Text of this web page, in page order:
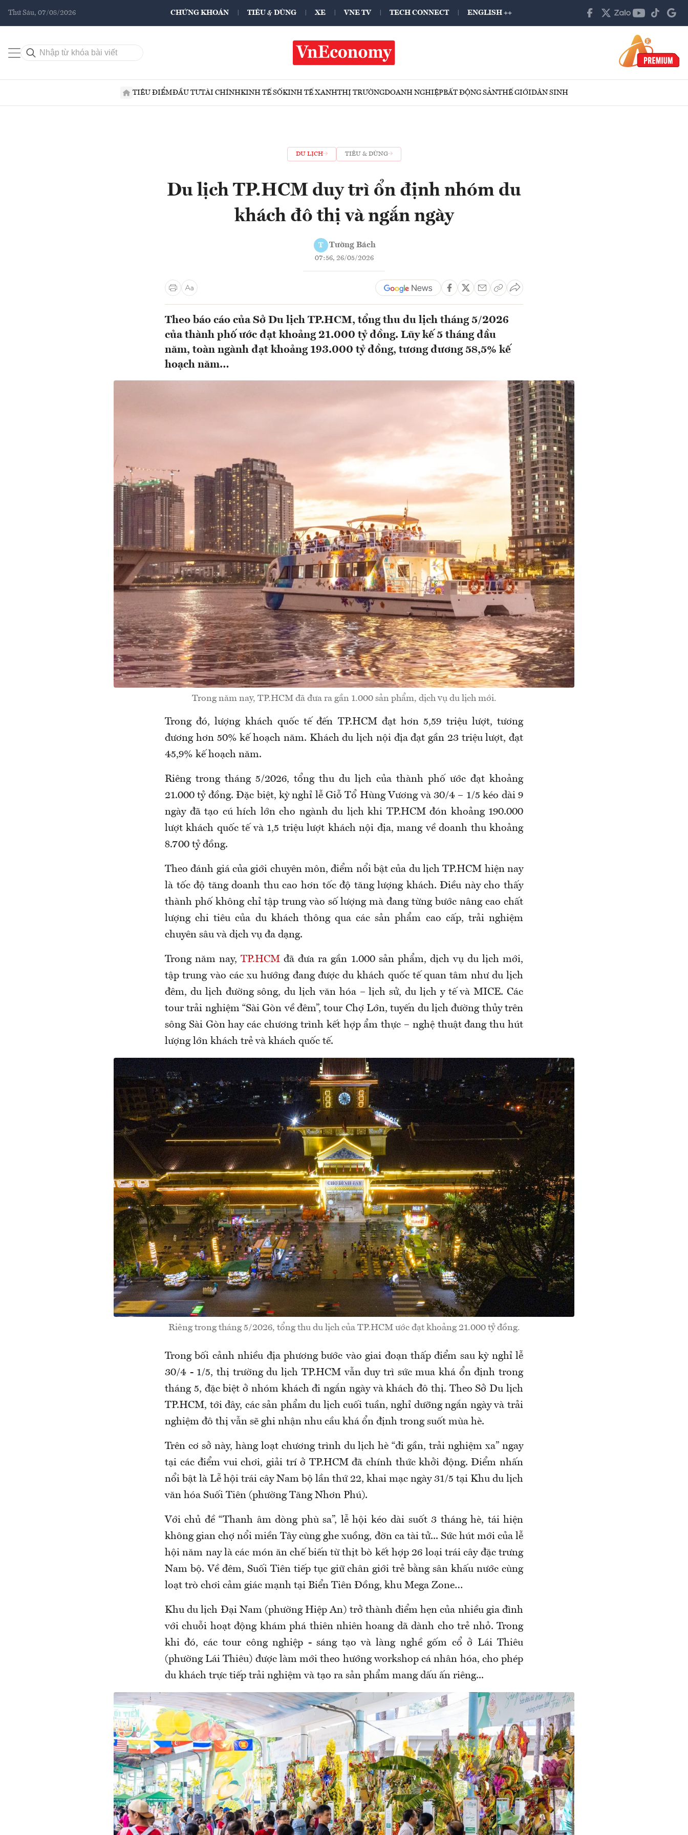
Thứ Sáu, 07/08/2026 CHỨNG KHOÁN TIÊU & DÙNG XE VNE TV TECH CONNECT ENGLISH ++
TIÊU ĐIỂMĐẦU TƯTÀI CHÍNHKINH TẾ SỐKINH TẾ XANHTHỊ TRƯỜNGDOANH NGHIỆPBẤT ĐỘNG SẢNTHẾ GIỚIDÂN SINH
DU LỊCH TIÊU & DÙNG
Du lịch TP.HCM duy trì ổn định nhóm du
khách đô thị và ngắn ngày
T Tường Bách
07:56, 26/05/2026
Theo báo cáo của Sở Du lịch TP.HCM, tổng thu du lịch tháng 5/2026
của thành phố ước đạt khoảng 21.000 tỷ đồng. Lũy kế 5 tháng đầu
năm, toàn ngành đạt khoảng 193.000 tỷ đồng, tương đương 58,5% kế
hoạch năm…
Trong năm nay, TP.HCM đã đưa ra gần 1.000 sản phẩm, dịch vụ du lịch mới.
Trong đó, lượng khách quốc tế đến TP.HCM đạt hơn 5,59 triệu lượt, tương
đương hơn 50% kế hoạch năm. Khách du lịch nội địa đạt gần 23 triệu lượt, đạt
45,9% kế hoạch năm.
Riêng trong tháng 5/2026, tổng thu du lịch của thành phố ước đạt khoảng
21.000 tỷ đồng. Đặc biệt, kỳ nghỉ lễ Giỗ Tổ Hùng Vương và 30/4 – 1/5 kéo dài 9
ngày đã tạo cú hích lớn cho ngành du lịch khi TP.HCM đón khoảng 190.000
lượt khách quốc tế và 1,5 triệu lượt khách nội địa, mang về doanh thu khoảng
8.700 tỷ đồng.
Theo đánh giá của giới chuyên môn, điểm nổi bật của du lịch TP.HCM hiện nay
là tốc độ tăng doanh thu cao hơn tốc độ tăng lượng khách. Điều này cho thấy
thành phố không chỉ tập trung vào số lượng mà đang từng bước nâng cao chất
lượng chi tiêu của du khách thông qua các sản phẩm cao cấp, trải nghiệm
chuyên sâu và dịch vụ đa dạng.
Trong năm nay,TP.HCM đã đưa ra gần 1.000 sản phẩm, dịch vụ du lịch mới,
tập trung vào các xu hướng đang được du khách quốc tế quan tâm như du lịch
đêm, du lịch đường sông, du lịch văn hóa – lịch sử, du lịch y tế và MICE. Các
tour trải nghiệm “Sài Gòn về đêm”, tour Chợ Lớn, tuyến du lịch đường thủy trên
sông Sài Gòn hay các chương trình kết hợp ẩm thực – nghệ thuật đang thu hút
lượng lớn khách trẻ và khách quốc tế.
Riêng trong tháng 5/2026, tổng thu du lịch của TP.HCM ước đạt khoảng 21.000 tỷ đồng.
Trong bối cảnh nhiều địa phương bước vào giai đoạn thấp điểm sau kỳ nghỉ lễ
30/4 - 1/5, thị trường du lịch TP.HCM vẫn duy trì sức mua khá ổn định trong
tháng 5, đặc biệt ở nhóm khách đi ngắn ngày và khách đô thị. Theo Sở Du lịch
TP.HCM, tới đây, các sản phẩm du lịch cuối tuần, nghỉ dưỡng ngắn ngày và trải
nghiệm đô thị vẫn sẽ ghi nhận nhu cầu khá ổn định trong suốt mùa hè.
Trên cơ sở này, hàng loạt chương trình du lịch hè “đi gần, trải nghiệm xa” ngay
tại các điểm vui chơi, giải trí ở TP.HCM đã chính thức khởi động. Điểm nhấn
nổi bật là Lễ hội trái cây Nam bộ lần thứ 22, khai mạc ngày 31/5 tại Khu du lịch
văn hóa Suối Tiên (phường Tăng Nhơn Phú).
Với chủ đề “Thanh âm dòng phù sa”, lễ hội kéo dài suốt 3 tháng hè, tái hiện
không gian chợ nổi miền Tây cùng ghe xuồng, đờn ca tài tử... Sức hút mới của lễ
hội năm nay là các món ăn chế biến từ thịt bò kết hợp 26 loại trái cây đặc trưng
Nam bộ. Về đêm, Suối Tiên tiếp tục giữ chân giới trẻ bằng sân khấu nước cùng
loạt trò chơi cảm giác mạnh tại Biển Tiên Đồng, khu Mega Zone…
Khu du lịch Đại Nam (phường Hiệp An) trở thành điểm hẹn của nhiều gia đình
với chuỗi hoạt động khám phá thiên nhiên hoang dã dành cho trẻ nhỏ. Trong
khi đó, các tour công nghiệp - sáng tạo và làng nghề gốm cổ ở Lái Thiêu
(phường Lái Thiêu) được làm mới theo hướng workshop cá nhân hóa, cho phép
du khách trực tiếp trải nghiệm và tạo ra sản phẩm mang dấu ấn riêng...